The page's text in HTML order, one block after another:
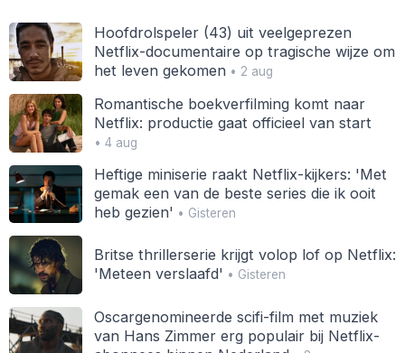
Hoofdrolspeler (43) uit veelgeprezen
Netflix-documentaire op tragische wijze om
het leven gekomen• 2 aug
Romantische boekverfilming komt naar
Netflix: productie gaat officieel van start
• 4 aug
Heftige miniserie raakt Netflix-kijkers: 'Met
gemak een van de beste series die ik ooit
heb gezien' • Gisteren
Britse thrillerserie krijgt volop lof op Netflix:
'Meteen verslaafd' • Gisteren
Oscargenomineerde scifi-film met muziek
van Hans Zimmer erg populair bij Netflix-